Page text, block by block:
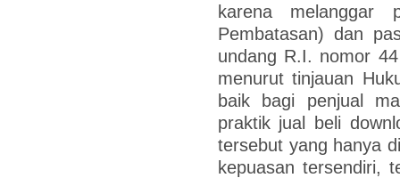
karena
Pembatasan) dan
undang R.I. nomor
menurut tinjauan
baik bagi penjual
praktik jual beli
tersebut yang hanya
kepuasan tersendiri,